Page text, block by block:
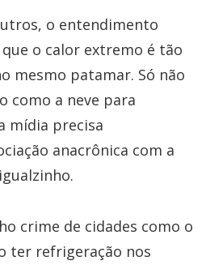
o entendimento
o calor extremo é tão
mesmo patamar. Só não
como a neve para
mídia precisa
anacrônica com a
crime de cidades como o
ter refrigeração nos